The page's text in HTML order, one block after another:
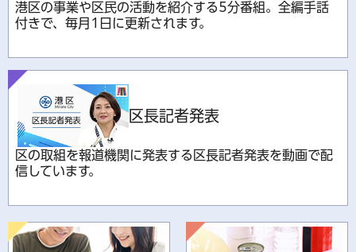
港区の事業や区民の活動を紹介する5分番組。全編手話
付きで、毎月1日に更新されます。
区長記者発表
区の取組を報道機関に発表する区長記者発表を動画で配
信しています。